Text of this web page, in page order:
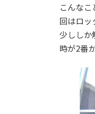
こんな
回はロ
少しし
時が2番